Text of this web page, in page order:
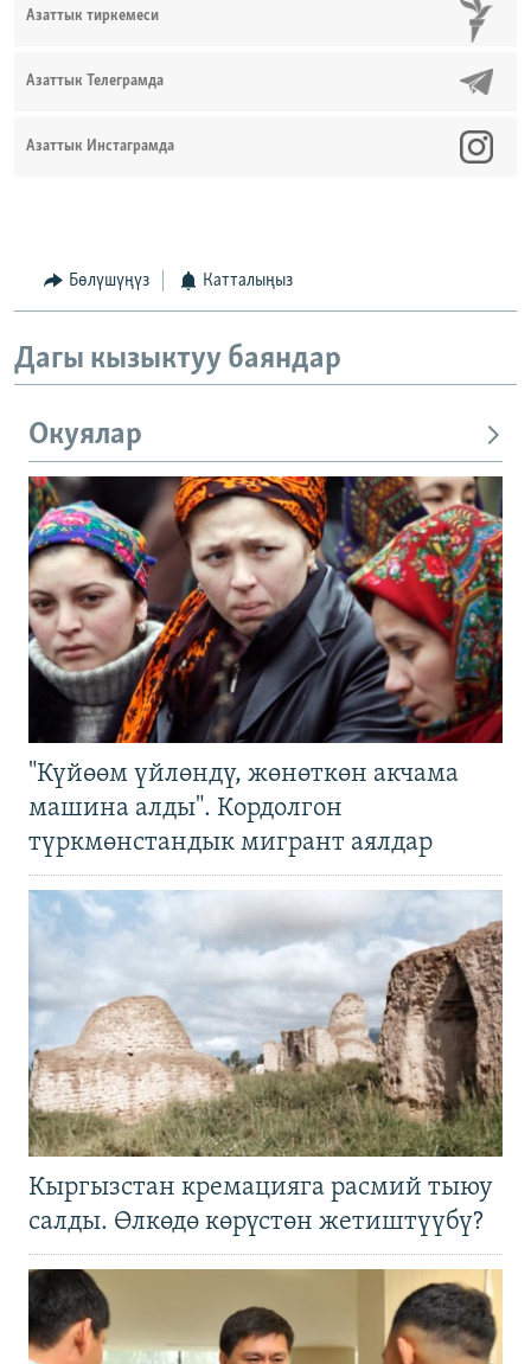
Азаттык тиркемеси
Азаттык Телеграмда
Азаттык Инстаграмда
Бөлүшүңүз Катталыңыз
Дагы кызыктуу баяндар
Окуялар
"Күйөөм үйлөндү, жөнөткөн акчама
машина алды". Кордолгон
түркмөнстандык мигрант аялдар
Кыргызстан кремацияга расмий тыюу
салды. Өлкөдө көрүстөн жетиштүүбү?